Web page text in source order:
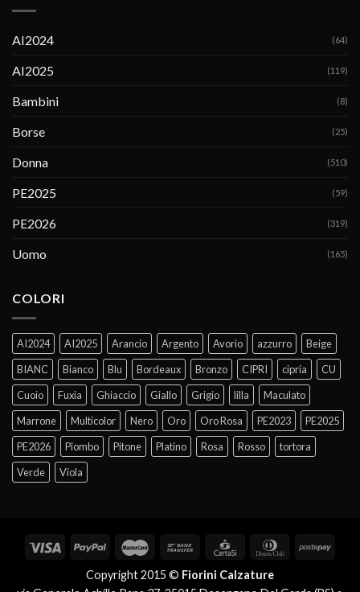
AI2024 (64)
AI2025 (119)
Bambini (8)
Borse (25)
Donna (510)
PE2025 (59)
PE2026 (319)
Uomo (165)
COLORI
AI2024 AI2025 Arancio Argento Avorio azzurro
Beige
BIANC
Bianco Blu Bordeaux Bronzo CIPRI cipria
CU
Cuoio
Fuxia Ghiaccio Giallo Grigio lilla
Maculato
Marrone
Multicolor Nero Oro Oro Rosa PE2023
PE2025
PE2026
Piombo Pitone Platino Rosa Rosso
tortora
Verde
Viola
Copyright 2015 © Fiorini Calzature